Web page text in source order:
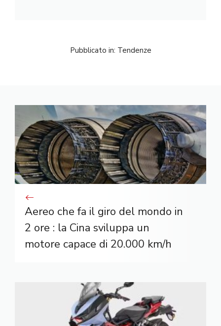
Pubblicato in: Tendenze
Aereo che fa il giro del mondo in
2 ore : la Cina sviluppa un
motore capace di 20.000 km/h